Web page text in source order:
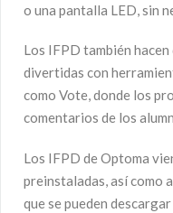
o una pantalla LED, sin
Los IFPD también hacen
divertidas con
como Vote, donde los
comentarios de los
Los IFPD de Optoma
preinstaladas, así como
que se pueden